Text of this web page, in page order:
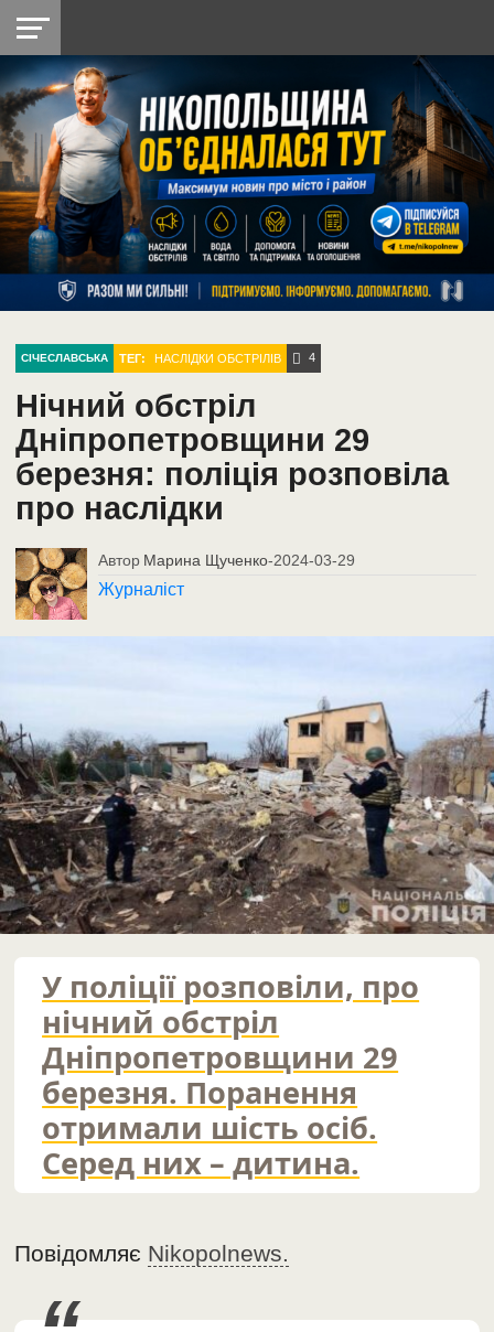
НІКОПОЛЬ
РАЙОН
СІЧЕСЛАВСЬКА
УКРАЇНА
РЕТРО
НІКОПОЛЬ
ЛАЙТ
УКРАЇНА
ДОПОМОГА
РАДІО
СІЧЕСЛАВСЬКА ТЕГ: НАСЛІДКИ ОБСТРІЛІВ 4
Нічний обстріл
Дніпропетровщини 29
березня: поліція розповіла
про наслідки
Автор Марина Щученко-2024-03-29
Журналіст
У поліції розповіли, про
нічний обстріл
Дніпропетровщини 29
березня. Поранення
отримали шість осіб.
Серед них – дитина.
Повідомляє Nikopolnews.